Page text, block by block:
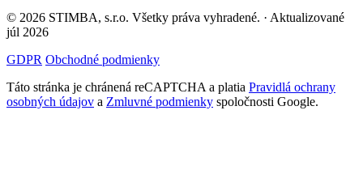
© 2026 STIMBA, s.r.o. Všetky práva vyhradené. · Aktualizované
júl 2026
GDPR Obchodné podmienky
Táto stránka je chránená reCAPTCHA a platia Pravidlá ochrany
osobných údajov a Zmluvné podmienky spoločnosti Google.